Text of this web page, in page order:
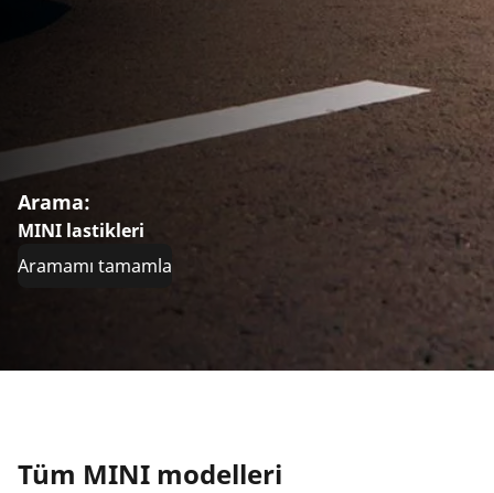
Arama:
MINI lastikleri
Aramamı tamamla
Tüm MINI modelleri